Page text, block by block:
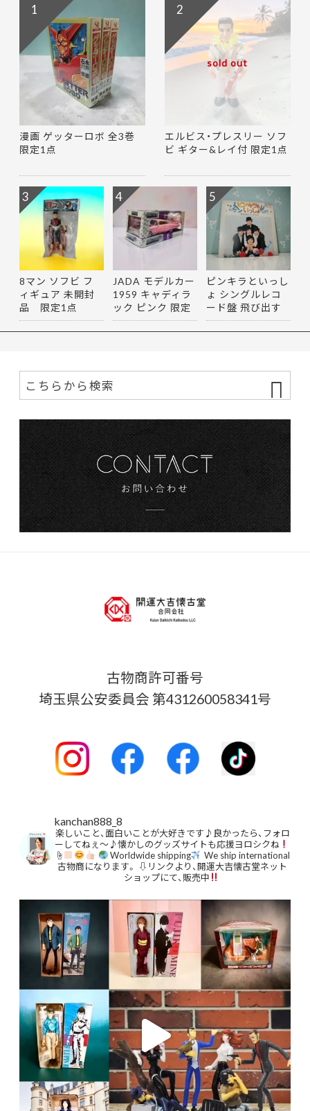
漫画 ゲッターロボ 全3巻
限定1点
1
sold out
エルビス・プレスリー ソフ
ビ ギター&レイ付 限定1点
2
8マン ソフビ フ
ィギュア 未開封
品 限定1点
3
JADA モデルカー
1959 キャディラ
ック ピンク 限定
1点
4
ピンキラといっし
ょ シングルレコ
ード盤 飛び出す
絵付き…
5
古物商許可番号
埼玉県公安委員会 第431260058341号
kanchan888_8
楽しいこと、面白いことが大好きです♪良かったら、フォロ
ーしてねぇ〜♪懐かしのグッズサイトも応援ヨロシクね
☝
Worldwide shipping
We ship international
古物商になります。 ⇩リンクより、開運大吉懐古堂ネット
ショップにて、販売中